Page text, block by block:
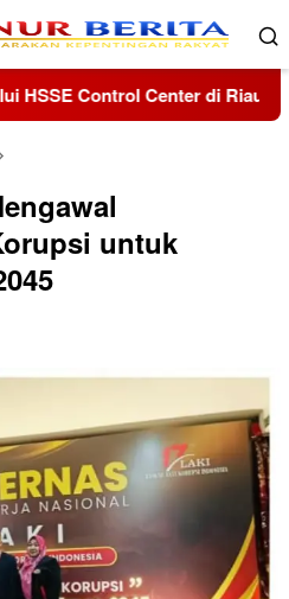
Kolaborasi Lanud Sjamsudin
untuk